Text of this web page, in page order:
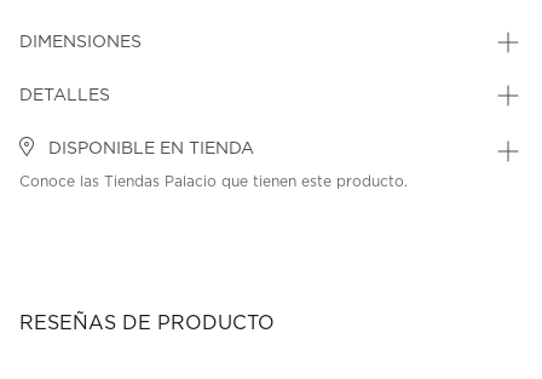
DIMENSIONES
DETALLES
DISPONIBLE EN TIENDA
Conoce las Tiendas Palacio que tienen este producto.
RESEÑAS DE PRODUCTO